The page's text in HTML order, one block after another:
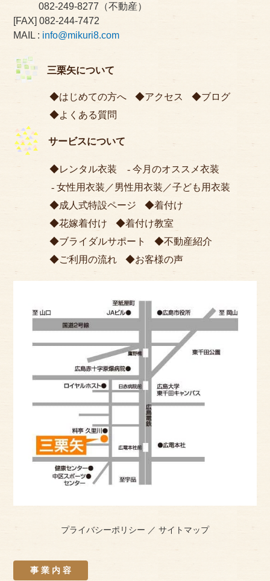
082-249-8277 （不動産）
[FAX] 082-244-7472
MAIL : info@mikuri8.com
三栗矢について
はじめての方へ アクセス
ブログ
よくある質問
サービスについて
レンタル衣装
今月のオススメ衣装
女性用衣装 ／男性用衣装 ／子ども用衣装
成人式特設ページ
着付け
花嫁着付け
着付け教室
ブライダルサポート
不動産紹介
ご利用の流れ
お客様の声
プライバシーポリシー ／ サイトマップ
事 業 内 容